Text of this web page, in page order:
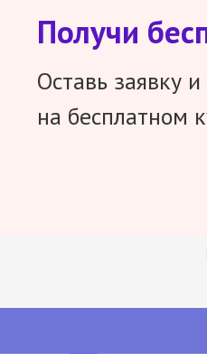
Получи
Оставь заявку
на бесплатном